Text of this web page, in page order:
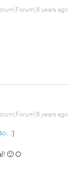
years ago
years ago
. :)
🙂 O